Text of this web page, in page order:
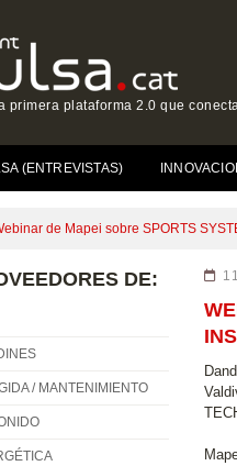
primera plataforma 2.0 que
(ENTREVISTAS)
de Mapei sobre SPORTS
DE:
/ MANTENIMIENTO